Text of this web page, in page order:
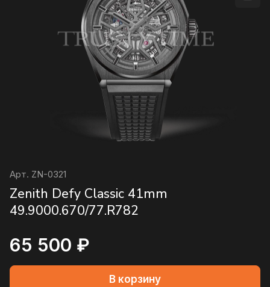
Арт. ZN-0321
Zenith Defy Classic 41mm
49.9000.670/77.R782
65 500 ₽
В корзину